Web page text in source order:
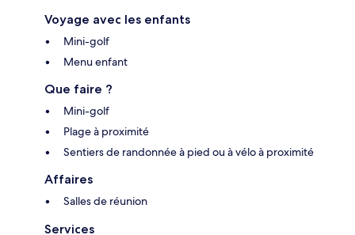
Voyage avec les enfants
Mini-golf
Menu enfant
Que faire ?
Mini-golf
Plage à proximité
Sentiers de randonnée à pied ou à vélo à proximité
Affaires
Salles de réunion
Services